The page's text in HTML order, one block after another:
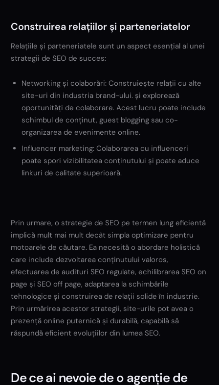
Construirea relațiilor și parteneriatelor
Relațiile și parteneriatele sunt un aspect esențial al unei
strategii de SEO de succes:
Networking și colaborări: Construiește relații cu alte
site-uri din industria brand-ului. și explorează
oportunități de colaborare. Acest lucru poate include
schimbul de conținut, guest blogging sau co-
organizarea de evenimente online.
Influencer marketing: Colaborarea cu influenceri
poate spori vizibilitatea conținutului și poate aduce
linkuri de calitate superioară.
Prin urmare, o strategie de SEO pe termen lung eficientă
implică mult mai mult decât simpla optimizare pentru
motoarele de căutare. Ea necesită o abordare holistică
care include dezvoltarea conținutului valoros,
efectuarea de audituri SEO regulate, echilibrarea SEO on
page și SEO off page, adaptarea la schimbările
tehnologice și construirea de relații solide în industrie.
Prin urmărirea acestor strategii, site-urile pot avea o
prezență online puternică și durabilă, capabilă să
răspundă eficient evoluțiilor din lumea SEO.
De ce ai nevoie de o agenție de